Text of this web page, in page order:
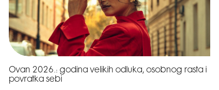
Ovan 2026.: godina velikih odluka, osobnog rasta i
povratka sebi